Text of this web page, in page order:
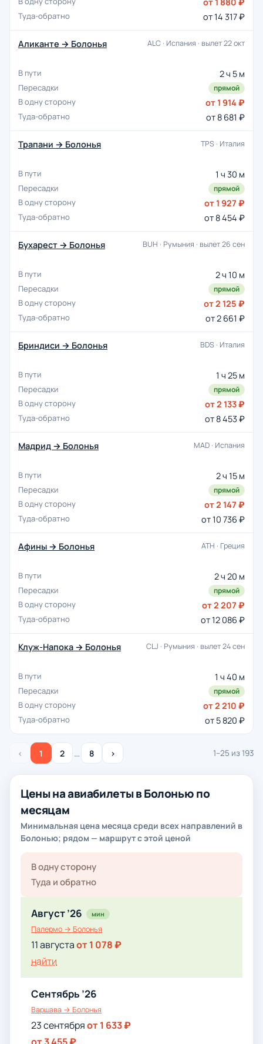
от 14 317 ₽
Аликанте → Болонья ALC · Испания · вылет 22 окт
2 ч 5 м
прямой
от 1 914 ₽
от 8 681 ₽
Трапани → Болонья TPS · Италия
1 ч 30 м
прямой
от 1 927 ₽
от 8 454 ₽
Бухарест → Болонья BUH · Румыния · вылет 26 сен
2 ч 10 м
прямой
от 2 125 ₽
от 2 661 ₽
Бриндиси → Болонья BDS · Италия
1 ч 25 м
прямой
от 2 133 ₽
от 8 453 ₽
Мадрид → Болонья MAD · Испания
2 ч 15 м
прямой
от 2 147 ₽
от 10 736 ₽
Афины → Болонья ATH · Греция
2 ч 20 м
прямой
от 2 207 ₽
от 12 086 ₽
Клуж-Напока → Болонья CLJ · Румыния · вылет 24 сен
1 ч 40 м
прямой
от 2 210 ₽
от 5 820 ₽
‹ 1 2 … 8 › 1–25 из 193
Цены на авиабилеты в Болонью по
месяцам
Минимальная цена месяца среди всех направлений в
Болонью; рядом — маршрут с этой ценой
В одну сторону
Туда и обратно
Август ’26 мин
Палермо → Болонья
11 августаот 1 078 ₽
найти
Сентябрь ’26
Варшава → Болонья
23 сентябряот 1 633 ₽